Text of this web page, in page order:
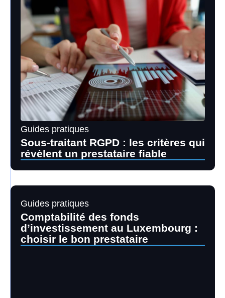
Guides pratiques
Sous-traitant RGPD : les critères qui
révèlent un prestataire fiable
Guides pratiques
Comptabilité des fonds
d’investissement au Luxembourg :
choisir le bon prestataire